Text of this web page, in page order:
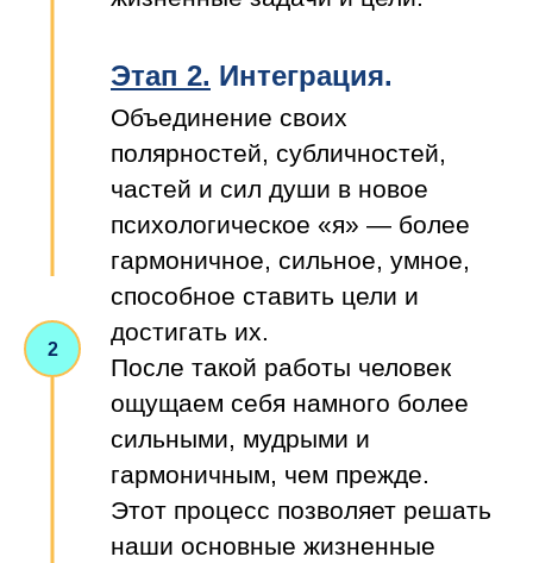
Этап 2. Интеграция.
Объединение своих
полярностей, субличностей,
частей и сил души в новое
психологическое «я» — более
гармоничное, сильное, умное,
способное ставить цели и
достигать их.
После такой работы человек
ощущаем себя намного более
сильными, мудрыми и
гармоничным, чем прежде.
Этот процесс позволяет решать
наши основные жизненные